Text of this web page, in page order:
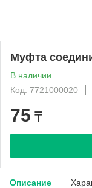
Муфта
В наличии
Код: 7721000020
75 ₸
Описание